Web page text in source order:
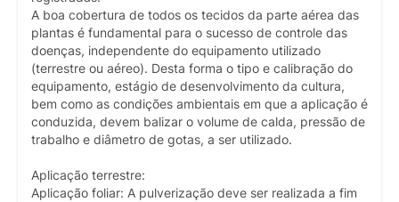
A boa cobertura de todos os tecidos da parte aérea das
plantas é fundamental para o sucesso de controle das
doenças, independente do equipamento utilizado
(terrestre ou aéreo). Desta forma o tipo e calibração do
equipamento, estágio de desenvolvimento da cultura,
bem como as condições ambientais em que a aplicação é
conduzida, devem balizar o volume de calda, pressão de
trabalho e diâmetro de gotas, a ser utilizado.
Aplicação terrestre:
Aplicação foliar: A pulverização deve ser realizada a fim